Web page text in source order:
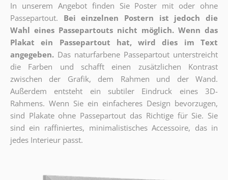
In unserem Angebot finden Sie Poster mit oder ohne
Passepartout.
Bei einzelnen Postern ist jedoch die
Wahl eines Passepartouts nicht möglich. Wenn das
Plakat ein Passepartout hat, wird dies im Text
angegeben. Das naturfarbene Passepartout unterstreicht
die Farben und schafft einen zusätzlichen Kontrast
zwischen der Grafik, dem Rahmen und der Wand.
Außerdem entsteht ein subtiler Eindruck eines 3D-
Rahmens. Wenn Sie ein einfacheres Design bevorzugen,
sind Plakate ohne Passepartout das Richtige für Sie. Sie
sind ein raffiniertes, minimalistisches Accessoire, das in
jedes Interieur passt.